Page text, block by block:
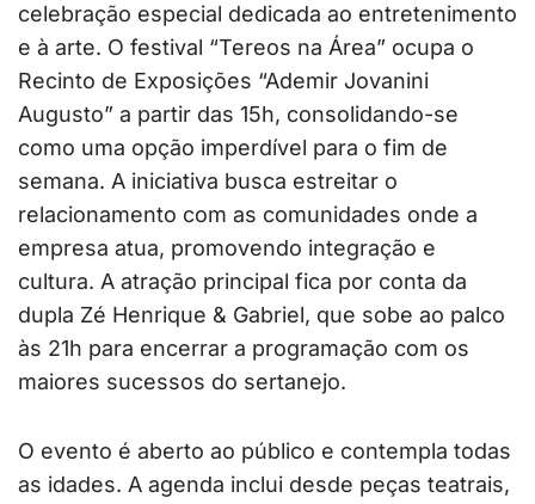
celebração especial dedicada ao entretenimento
e à arte. O festival “Tereos na Área” ocupa o
Recinto de Exposições “Ademir Jovanini
Augusto” a partir das 15h, consolidando-se
como uma opção imperdível para o fim de
semana. A iniciativa busca estreitar o
relacionamento com as comunidades onde a
empresa atua, promovendo integração e
cultura. A atração principal fica por conta da
dupla Zé Henrique & Gabriel, que sobe ao palco
às 21h para encerrar a programação com os
maiores sucessos do sertanejo.
O evento é aberto ao público e contempla todas
as idades. A agenda inclui desde peças teatrais,